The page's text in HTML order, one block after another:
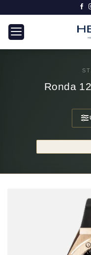
springen
Ronda